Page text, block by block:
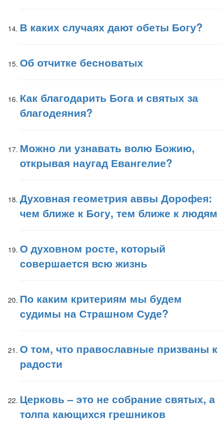
В каких случаях дают обеты Богу?
Об отчитке бесноватых
Как благодарить Бога и святых за
благодеяния?
Можно ли узнавать волю Божию,
открывая наугад Евангелие?
Духовная геометрия аввы Дорофея:
чем ближе к Богу, тем ближе к людям
О духовном росте, который
совершается всю жизнь
По каким критериям мы будем
судимы на Страшном Суде?
О том, что православные призваны к
радости
Церковь – это не собрание святых, а
толпа кающихся грешников